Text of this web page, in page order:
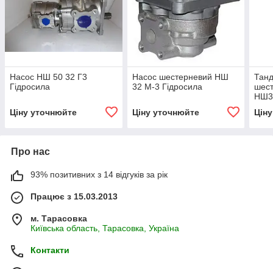
Насос НШ 50 32 Г3
Гідросила
Ціну уточнюйте
Насос шестерневий НШ
32 М-3 Гідросила
Ціну уточнюйте
Про нас
93% позитивних з 14 відгуків за рік
Працює з 15.03.2013
м. Тарасовка
Київська область, Тарасовка, Україна
Контакти